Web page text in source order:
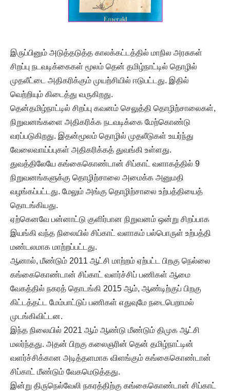
இருப்பினும் அடுத்தடுத்த காலக்கட்டத்தில் மாநில அரசுகள்
சிறப்பு நடவடிக்கைகள் மூலம் தென் தமிழ்நாட்டில் தொழில்
முதலீட்டை அதிகரிக்கும் முயற்சியில் ஈடுபட்டது. இதில்
வெற்றியும் கிடைத்து வருகிறது.
தென்தமிழ்நாட்டில் சிறப்பு கவனம் செலுத்தி தொழிற்சாலைகள்,
நிறுவனங்களை அதிகரிக்க நடவடிக்கை மேற்கொண்டு
வரப்படுகிறது. இதன்மூலம் தொழில் முதலீடுகள் உயர்ந்து
வேலைவாய்ப்புகள் அதிகரிக்கத் துவங்கி உள்ளது.
துவத்திலேயே கங்கைகொண்டான் சிப்காட் வளாகத்தில் 9
நிறுவனங்களுக்கு தொழிற்சாலை அமைக்க அனுமதி
வழங்கப்பட்டது. மேலும் அங்கு தொழிற்சாலை உற்பத்தியைத்
தொடங்கியது.
ஏற்கெனவே பன்னாட்டு குளிர்பான நிறுவனம் ஒன்று சிறப்பாக
இயங்கி வந்த நிலையில் சிப்காட் வளாகம் பல்பொருள் உற்பத்தி
மண்டலமாக மாற்றப்பட்டது.
ஆனால், மீண்டும் 2011 ஆட்சி மாற்றம் ஏற்பட்ட பிறகு நெல்லை
கங்கைகொண்டான் சிப்காட் வளர்ச்சிப் பணிகள் ஆமை
வேகத்தில் நகரத் தொடங்கி 2015 ஆம், ஆண்டிற்குப் பிறகு
கிட்டத்தட்ட மேம்பாட்டுப் பணிகள் எதுவுமே நடைபெறாமல்
முடங்கிவிட்டன.
இந்த நிலையில் 2021 ஆம் ஆண்டு மீண்டும் திமுக ஆட்சி
மலர்ந்தது. அதன் பிறகு கலைஞரின் தென் தமிழ்நாட்டின்
வளர்ச்சிக்கான அடித்தளமாக விளங்கும் கங்கைகொண்டான்
சிப்காட் மீண்டும் வேகமெடுத்தது.
இன்று திருநெல்வேலி நகரத்திற்கு கங்கைகொண்டான் சிப்காட்